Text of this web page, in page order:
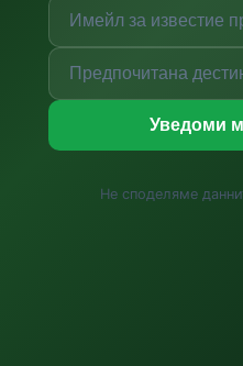
Уведоми
Не споделяме